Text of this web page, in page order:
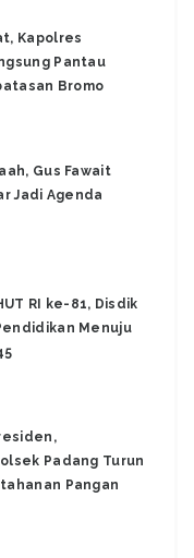
Kapolres
Pantau
Bromo
Gus Fawait
Jadi Agenda
RI ke-81, Disdik
Menuju
Padang Turun
Pangan